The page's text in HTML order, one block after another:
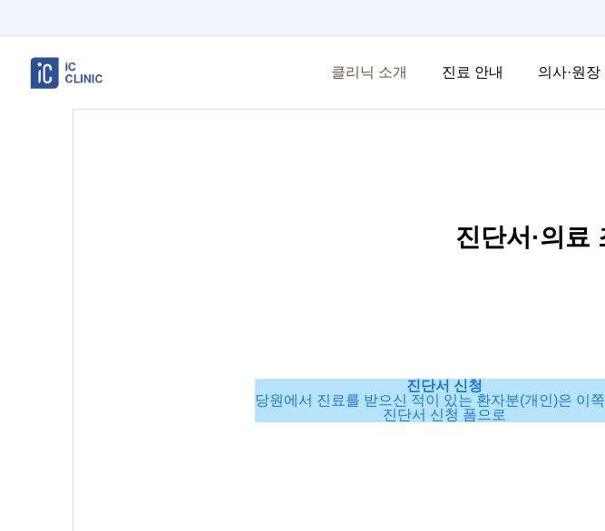
클리닉 소개 진료 안내 의사·원장
진단서·의료
진단서 신청
당원에서 진료를 받으신 적이 있는 환자분(개인)은 이
진단서 신청 폼으로